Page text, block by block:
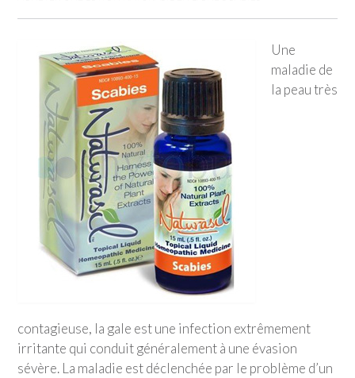
Une
maladie de
la peau très
contagieuse, la gale est une infection extrêmement
irritante qui conduit généralement à une évasion
sévère. La maladie est déclenchée par le problème d’un